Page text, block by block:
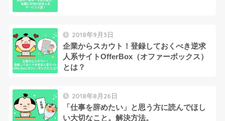
2018年9月3日
企業からスカウト！登録しておくべき逆求
人系サイトOfferBox（オファーボックス）
とは？
2018年8月26日
「仕事を辞めたい」と思う方に読んでほし
い大切なこと。解決方法。